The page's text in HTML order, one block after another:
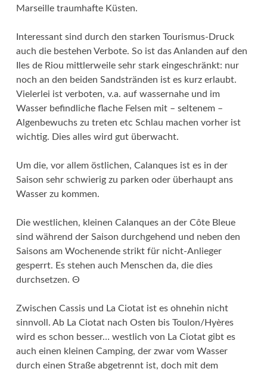
Marseille traumhafte Küsten.
Interessant sind durch den starken Tourismus-Druck
auch die bestehen Verbote. So ist das Anlanden auf den
Iles de Riou mittlerweile sehr stark eingeschränkt: nur
noch an den beiden Sandstränden ist es kurz erlaubt.
Vielerlei ist verboten, v.a. auf wassernahe und im
Wasser befindliche flache Felsen mit – seltenem –
Algenbewuchs zu treten etc Schlau machen vorher ist
wichtig. Dies alles wird gut überwacht.
Um die, vor allem östlichen, Calanques ist es in der
Saison sehr schwierig zu parken oder überhaupt ans
Wasser zu kommen.
Die westlichen, kleinen Calanques an der Côte Bleue
sind während der Saison durchgehend und neben den
Saisons am Wochenende strikt für nicht-Anlieger
gesperrt. Es stehen auch Menschen da, die dies
durchsetzen. Θ
Zwischen Cassis und La Ciotat ist es ohnehin nicht
sinnvoll. Ab La Ciotat nach Osten bis Toulon/Hyères
wird es schon besser… westlich von La Ciotat gibt es
auch einen kleinen Camping, der zwar vom Wasser
durch einen Straße abgetrennt ist, doch mit dem